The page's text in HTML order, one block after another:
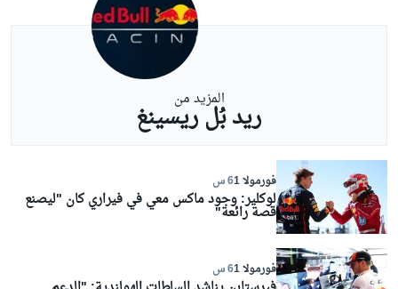
المزيد من
ريد بُل ريسينغ
فورمولا 1 6 س
لوكلير: وجود ماكس معي في فيراري كان "ليصنع
قصة رائعة"
فورمولا 1 6 س